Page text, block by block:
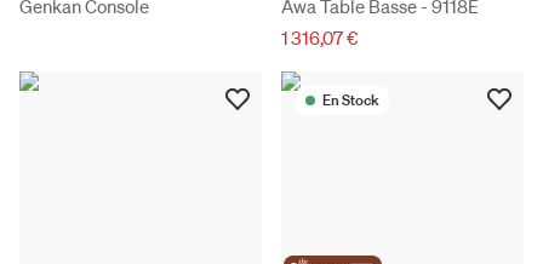
Genkan Console
Awa Table Basse - 9118E
1 316,07 €
En Stock
the